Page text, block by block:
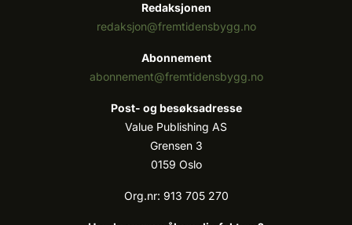
Redaksjonen
redaksjon@fremtidensbygg.no
Abonnement
abonnement@fremtidensbygg.no
Post- og besøksadresse
Value Publishing AS
Grensen 3
0159 Oslo
Org.nr: 913 705 270